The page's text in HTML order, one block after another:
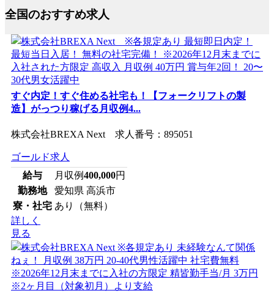
全国のおすすめ求人
すぐ内定！すぐ住める社宅も！【フォークリフトの製
造】がっつり稼げる月収例4...
株式会社BREXA Next 求人番号：895051
ゴールド求人
給与
月収例400,000円
勤務地
愛知県 高浜市
寮・社宅 あり（無料）
詳しく
見る